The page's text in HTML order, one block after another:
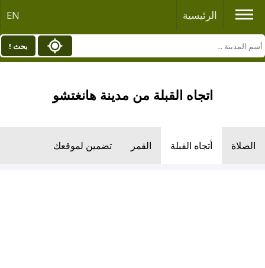
الرئيسية EN
بحث !
اتجاه القبلة من مدينة هانغتشو
الصلاة أتجاه القبلة القمر تضمين لموقعك